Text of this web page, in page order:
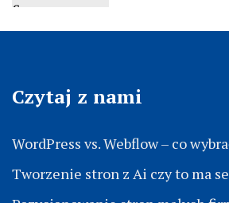
Czytaj z nami
WordPress vs. Webflow – co
Tworzenie stron z Ai czy to ma